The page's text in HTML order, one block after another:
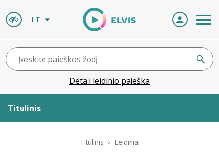
LT
Detali leidinio paieška
Titulinis
Titulinis Leidiniai